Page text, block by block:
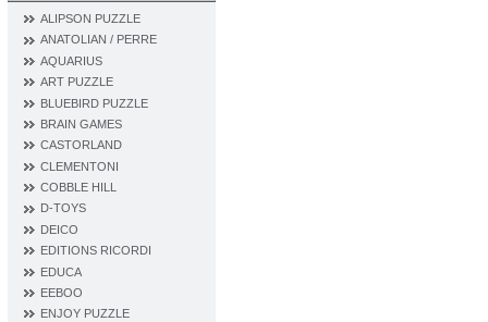
ALIPSON PUZZLE
ANATOLIAN / PERRE
AQUARIUS
ART PUZZLE
BLUEBIRD PUZZLE
BRAIN GAMES
CASTORLAND
CLEMENTONI
COBBLE HILL
D‐TOYS
DEICO
EDITIONS RICORDI
EDUCA
EEBOO
ENJOY PUZZLE